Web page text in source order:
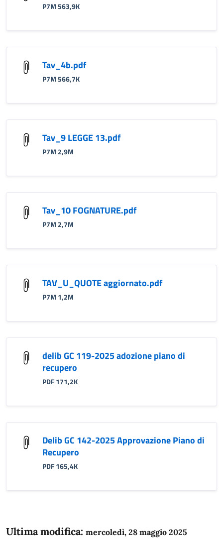
P7M 563,9K
Tav_4b.pdf
P7M 566,7K
Tav_9 LEGGE 13.pdf
P7M 2,9M
Tav_10 FOGNATURE.pdf
P7M 2,7M
TAV_U_QUOTE aggiornato.pdf
P7M 1,2M
delib GC 119-2025 adozione piano di
recupero
PDF 171,2K
Delib GC 142-2025 Approvazione Piano di
Recupero
PDF 165,4K
Ultima modifica: mercoledì, 28 maggio 2025